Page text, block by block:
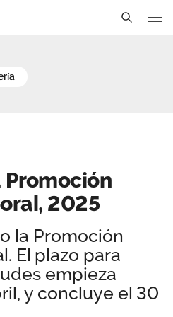
2025
la Promoción
El plazo para
empieza
y concluye el 30